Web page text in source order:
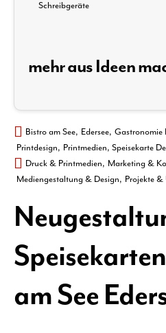
Bistro am See, Edersee, Gastronomie
Printdesign, Printmedien, Speisekarte
Druck & Printmedien, Marketing &
Mediengestaltung & Design, Projekte &
am See
Schreibgeräte
mehr aus Ideen